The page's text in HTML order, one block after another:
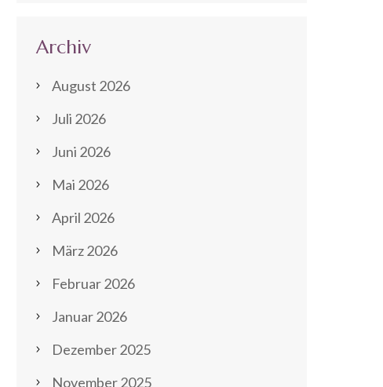
Archiv
August 2026
Juli 2026
Juni 2026
Mai 2026
April 2026
März 2026
Februar 2026
Januar 2026
Dezember 2025
November 2025